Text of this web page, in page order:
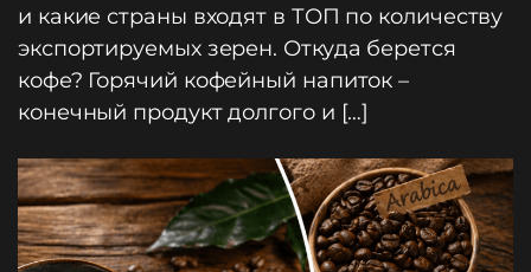
и какие страны входят в ТОП по количеству
экспортируемых зерен. Откуда берется
кофе? Горячий кофейный напиток –
конечный продукт долгого и […]